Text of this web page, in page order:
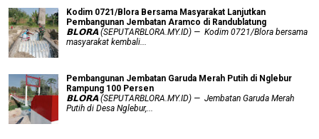
Kodim 0721/Blora Bersama Masyarakat Lanjutkan
Pembangunan Jembatan Aramco di Randublatung
𝗕𝗟𝗢𝗥𝗔 (SEPUTARBLORA.MY.ID) — Kodim 0721/Blora bersama
masyarakat kembali...
Pembangunan Jembatan Garuda Merah Putih di Nglebur
Rampung 100 Persen
𝗕𝗟𝗢𝗥𝗔 (SEPUTARBLORA.MY.ID) — Jembatan Garuda Merah
Putih di Desa Nglebur,...